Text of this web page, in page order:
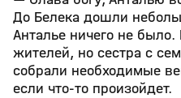
До Белека дошли
Анталье ничего не было.
жителей, но сестра с
собрали необходимые
если что-то произойдет.